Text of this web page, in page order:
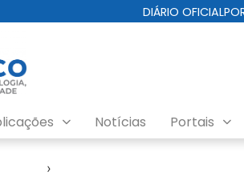
DIÁRIO OFICIAL
Notícias Portais
›